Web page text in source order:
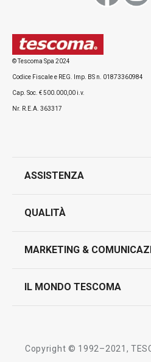
© Tescoma Spa 2024
Codice Fiscale e REG. Imp. BS n. 01873360984
Cap. Soc. € 500.000,00 i.v.
Nr. R.E.A. 363317
ASSISTENZA
contatti
QUALITÀ
test sui prodotti
MARKETING &
IL MONDO TESCOMA
Copyright © 1992–2021,